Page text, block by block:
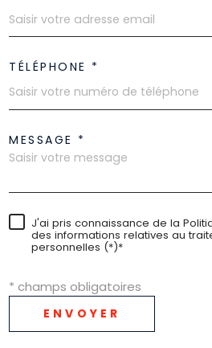
TÉLÉPHONE *
MESSAGE *
J'ai pris connaissance de la
des informations relatives au
personnelles (*)*
* champs obligatoires
ENVOYER